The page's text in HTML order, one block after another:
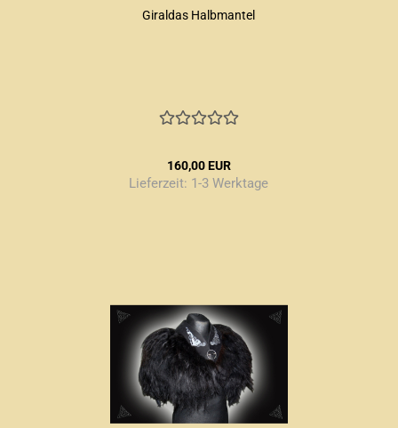
Giraldas Halbmantel
160,00 EUR
Lieferzeit: 1-3 Werktage